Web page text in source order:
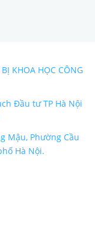
KHOA HỌC CÔNG
Đầu tư TP Hà Nội
Mậu, Phường Cầu
Hà Nội.